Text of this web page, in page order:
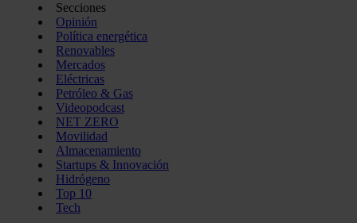
Secciones
Opinión
Política energética
Renovables
Mercados
Eléctricas
Petróleo & Gas
Videopodcast
NET ZERO
Movilidad
Almacenamiento
Startups & Innovación
Hidrógeno
Top 10
Tech